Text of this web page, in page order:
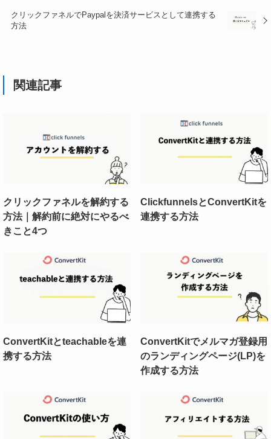
クリックファネルでPaypalを決済サービスとして連携する
方法
関連記事
クリックファネルを解約する
方法｜解約前に絶対にやるべ
きこと4つ
ClickfunnelsとConvertKitを
連携する方法
ConvertKitとteachableを連
携する方法
ConvertKitでメルマガ登録用
のランディングページ(LP)を
作成する方法